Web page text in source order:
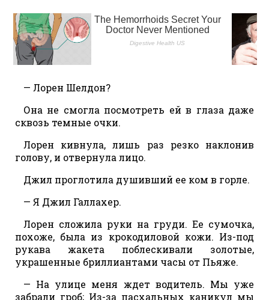
— Лорен Шелдон?
Она не смогла посмотреть ей в глаза даже
сквозь темные очки.
Лорен кивнула, лишь раз резко наклонив
голову, и отвернула лицо.
Джил проглотила душивший ее ком в горле.
— Я Джил Галлахер.
Лорен сложила руки на груди. Ее сумочка,
похоже, была из крокодиловой кожи. Из-под
рукава жакета поблескивали золотые,
украшенные бриллиантами часы от Пьяже.
— На улице меня ждет водитель. Мы уже
забрали гроб; Из-за пасхальных каникул мы